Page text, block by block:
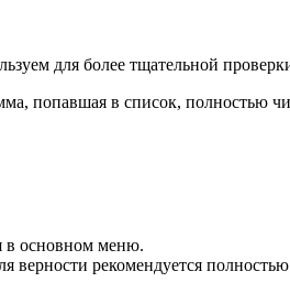
для более тщательной
попавшая в список, полностью
в основном меню.
рекомендуется